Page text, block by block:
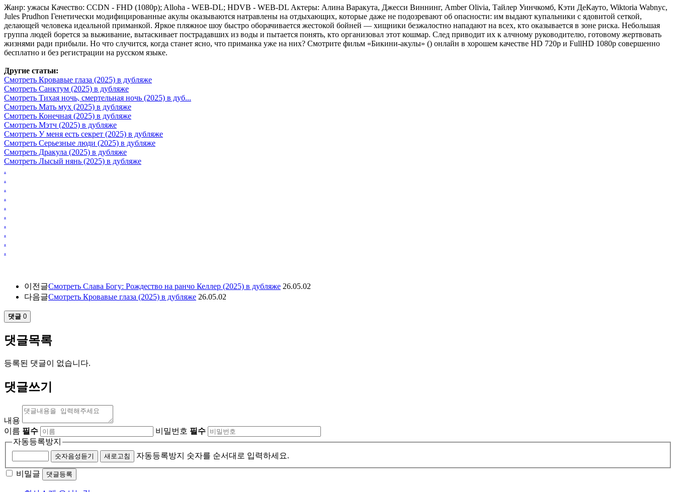
Жанр: ужасы Качество: CCDN - FHD (1080p); Alloha - WEB-DL; HDVB - WEB-DL Актеры: Алина Варакута, Джесси Виннинг, Amber Olivia, Тайлер Уинчкомб, Кэти ДеКауто, Wiktoria Wabnyc,
Jules Prudhon Генетически модифицированные акулы оказываются натравлены на отдыхающих, которые даже не подозревают об опасности: им выдают купальники с ядовитой сеткой,
делающей человека идеальной приманкой. Яркое пляжное шоу быстро оборачивается жестокой бойней — хищники безжалостно нападают на всех, кто оказывается в зоне риска. Небольшая
группа людей борется за выживание, вытаскивает пострадавших из воды и пытается понять, кто организовал этот кошмар. След приводит их к алчному руководителю, готовому жертвовать
жизнями ради прибыли. Но что случится, когда станет ясно, что приманка уже на них? Смотрите фильм «Бикини-акулы» () онлайн в хорошем качестве HD 720p и FullHD 1080p совершенно
бесплатно и без регистрации на русском языке.
Другие статьи:
Смотреть Кровавые глаза (2025) в дубляже
Смотреть Санктум (2025) в дубляже
Смотреть Тихая ночь, смертельная ночь (2025) в дуб...
Смотреть Мать мух (2025) в дубляже
Смотреть Конечная (2025) в дубляже
Смотреть Мэтч (2025) в дубляже
Смотреть У меня есть секрет (2025) в дубляже
Смотреть Серьезные люди (2025) в дубляже
Смотреть Дракула (2025) в дубляже
Смотреть Лысый нянь (2025) в дубляже
.
.
.
.
.
.
.
.
.
.
이전글Смотреть Слава Богу: Рождество на ранчо Келлер (2025) в дубляже 26.05.02
다음글Смотреть Кровавые глаза (2025) в дубляже 26.05.02
댓글 0
댓글목록
등록된 댓글이 없습니다.
댓글쓰기
내용
이름 필수 비밀번호 필수
자동등록방지
숫자음성듣기 새로고침 자동등록방지 숫자를 순서대로 입력하세요.
비밀글 댓글등록